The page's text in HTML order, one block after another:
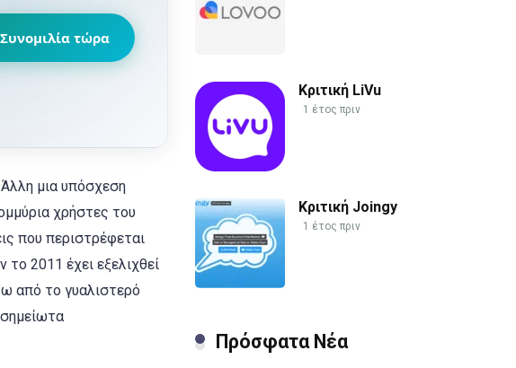
Συνομιλία τώρα
μια υπόσχεση
χρήστες του
που περιστρέφεται
2011 έχει εξελιχθεί
από το γυαλιστερό
Κριτική LiVu
1 έτος πριν
Κριτική Joingy
1 έτος πριν
Πρόσφατα Νέα